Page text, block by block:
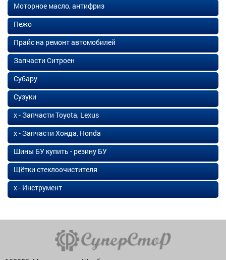
Моторное масло, антифриз
Пежо
Прайс на ремонт автомобилей
Запчасти Ситроен
Субару
Сузуки
х - Запчасти Toyota, Lexus
х - Запчасти Хонда, Honda
Шины БУ купить - резину БУ
Щётки стеклоочистителя
х - Инструмент